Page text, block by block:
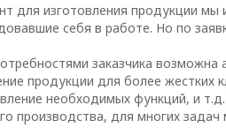
для изготовления продукции мы
себя в работе. Но по
заказчика
продукции для более
необходимых функций, и
производства, для многих